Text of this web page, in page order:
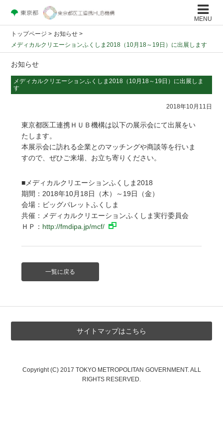
MENU
トップページ > お知らせ >
メディカルクリエーションふくしま2018（10月18～19日）に出展します
お知らせ
メディカルクリエーションふくしま2018（10月18～19日）に出展しま
す
2018年10月11日
東京都医工連携ＨＵＢ機構は以下の展示会にて出展をい
たします。
本展示会に訪れる企業とのマッチングや商談等を行いま
すので、ぜひご来場、お立ち寄りください。
■メディカルクリエーションふくしま2018
期間：2018年10月18日（木）～19日（金）
会場：ビッグパレットふくしま
共催：メディカルクリエーションふくしま実行委員会
ＨＰ： http://fmdipa.jp/mcf/
一覧に戻る
サイトマップはこちら
Copyright (C) 2017 TOKYO METROPOLITAN GOVERNMENT. ALL
RIGHTS RESERVED.